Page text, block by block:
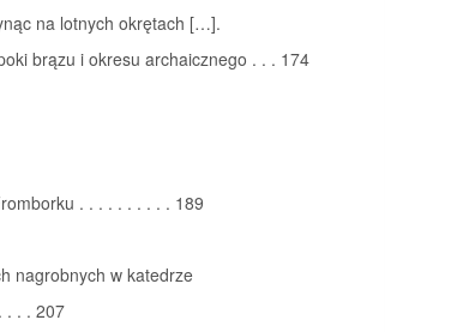
na lotnych okrętach […].
brązu i okresu archaicznego . . . 174
. . . . . . . . . . 189
nagrobnych w katedrze
. . . 207